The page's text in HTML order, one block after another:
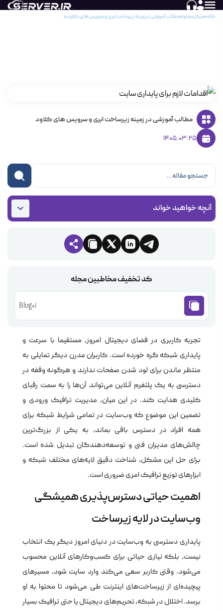
خانه مرکز محتوا مطالب آموزشی در زمینه زیرساخت ابری و سرویس های کلاود
مطالب آموزشی در زمینه زیرساخت ابری و سرویس های کلاود
1405.03.25
آنچه خواهید خواند
کد تخفیف مخاطبین مجله
Blog01
تجربه کاربری در فضای دیجیتال امروز، مستقیما با سرعت و
پایداری شبکه گره خورده است. کاربران مدرن دیگر تمایلی به
منتظر ماندن برای لود شدن صفحات ندارند و هرگونه وقفه در
دسترسی به یک پلتفرم آنلاین می‌تواند آن‌ها را به سمت رقبای
کلیدی هدایت کند. در این میان، مدیریت ترافیک ورودی و
تضمین این موضوع که وب‌سایت در تمامی شرایط شبکه برای
همه افراد در دسترس باقی بماند، به یکی از بزرگ‌ترین
چالش‌های مدیران فنی و توسعه‌دهندگان تبدیل شده است.
برای حل این مشکل، شناخت دقیق لایه‌های مختلف شبکه و
ابزارهای توزیع ترافیک امری ضروری است.
اهمیت حیاتی دسترس‌پذیری همیشگی
وب‌سایت در لایه زیرساخت
پایداری دسترسی به وب‌سایت در دنیای امروز دیگر یک انتخاب
نیست، بلکه نیازی حیاتی برای کسب‌وکارهای آنلاین محسوب
می‌شود. وقتی کاربر سعی می‌کند وارد سایت شود، مسیرهای
پیچیده‌ای از زیرساخت‌های اینترنت طی می‌شود تا محتوا به او
برسد. اختلال در شبکه، تحریم‌های دیجیتال یا حتی ترافیک بسیار